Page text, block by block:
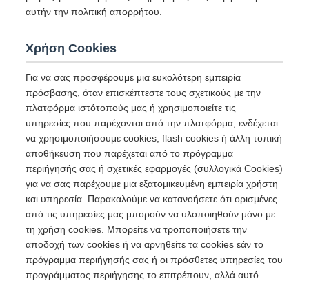
αυτήν την πολιτική απορρήτου.
Χρήση Cookies
Για να σας προσφέρουμε μια ευκολότερη εμπειρία
πρόσβασης, όταν επισκέπτεστε τους σχετικούς με την
πλατφόρμα ιστότοπούς μας ή χρησιμοποιείτε τις
υπηρεσίες που παρέχονται από την πλατφόρμα, ενδέχεται
να χρησιμοποιήσουμε cookies, flash cookies ή άλλη τοπική
αποθήκευση που παρέχεται από το πρόγραμμα
περιήγησής σας ή σχετικές εφαρμογές (συλλογικά Cookies)
για να σας παρέχουμε μια εξατομικευμένη εμπειρία χρήστη
και υπηρεσία. Παρακαλούμε να κατανοήσετε ότι ορισμένες
από τις υπηρεσίες μας μπορούν να υλοποιηθούν μόνο με
τη χρήση cookies. Μπορείτε να τροποποιήσετε την
αποδοχή των cookies ή να αρνηθείτε τα cookies εάν το
πρόγραμμα περιήγησής σας ή οι πρόσθετες υπηρεσίες του
προγράμματος περιήγησης το επιτρέπουν, αλλά αυτό